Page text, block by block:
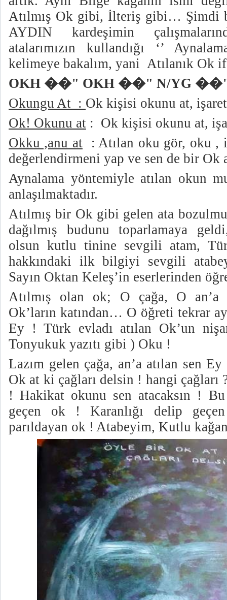
Atılmış Ok gibi, İlteriş gibi… Şimdi
AYDIN kardeşimin
atalarımızın kullandığı ‘’
kelimeye bakalım, yani Atılanık Ok
OKH ��" OKH ��" N/YG
Okungu At : Ok kişisi okunu at,
Ok! Okunu at : Ok kişisi okunu at,
Okku ,anu at
: Atılan oku gör, oku ,
değerlendirmeni yap ve sen de bir Ok
Aynalama yöntemiyle atılan okun
anlaşılmaktadır.
Atılmış bir Ok gibi gelen ata
dağılmış budunu toparlamaya
olsun kutlu tinine sevgili atam,
hakkındaki ilk bilgiyi sevgili
Sayın Oktan Keleş’in eserlerinden
Atılmış olan ok; O çağa, O an’a
Ok’ların katından… O öğreti tekrar
Ey ! Türk evladı atılan Ok’un
Tonyukuk yazıtı gibi ) Oku !
Lazım gelen çağa, an’a atılan sen
Ok at ki çağları delsin ! hangi çağları
! Hakikat okunu sen atacaksın !
geçen ok ! Karanlığı delip geçen
parıldayan ok ! Atabeyim, Kutlu